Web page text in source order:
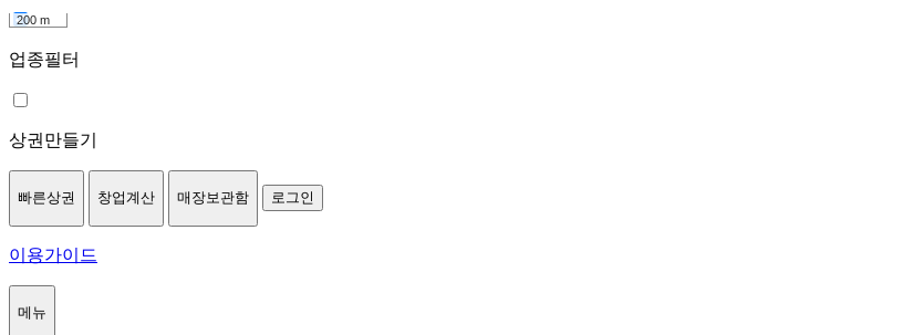
200 m
업종필터
상권만들기
빠른상권 창업계산 매장보관함 로그인
이용가이드
메뉴